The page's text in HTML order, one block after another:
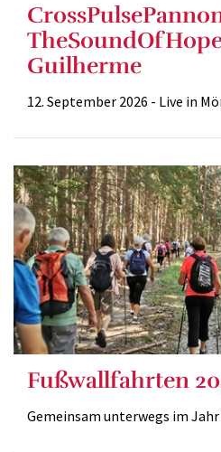
Guilherme
12. September 2026 - Live in
Fußwallfahrten
Gemeinsam unterwegs im Jahr